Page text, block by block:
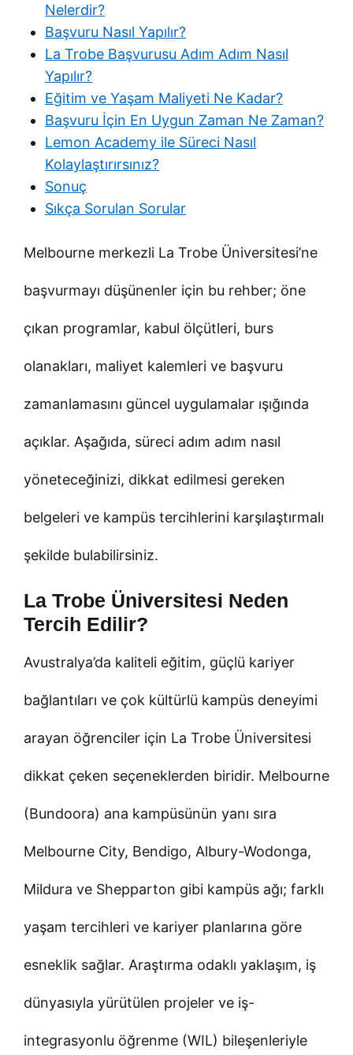
Nelerdir?
Başvuru Nasıl Yapılır?
La Trobe Başvurusu Adım Adım Nasıl
Yapılır?
Eğitim ve Yaşam Maliyeti Ne Kadar?
Başvuru İçin En Uygun Zaman Ne Zaman?
Lemon Academy ile Süreci Nasıl
Kolaylaştırırsınız?
Sonuç
Sıkça Sorulan Sorular
Melbourne merkezli La Trobe Üniversitesi’ne
başvurmayı düşünenler için bu rehber; öne
çıkan programlar, kabul ölçütleri, burs
olanakları, maliyet kalemleri ve başvuru
zamanlamasını güncel uygulamalar ışığında
açıklar. Aşağıda, süreci adım adım nasıl
yöneteceğinizi, dikkat edilmesi gereken
belgeleri ve kampüs tercihlerini karşılaştırmalı
şekilde bulabilirsiniz.
La Trobe Üniversitesi Neden
Tercih Edilir?
Avustralya’da kaliteli eğitim, güçlü kariyer
bağlantıları ve çok kültürlü kampüs deneyimi
arayan öğrenciler için La Trobe Üniversitesi
dikkat çeken seçeneklerden biridir. Melbourne
(Bundoora) ana kampüsünün yanı sıra
Melbourne City, Bendigo, Albury-Wodonga,
Mildura ve Shepparton gibi kampüs ağı; farklı
yaşam tercihleri ve kariyer planlarına göre
esneklik sağlar. Araştırma odaklı yaklaşım, iş
dünyasıyla yürütülen projeler ve iş-
integrasyonlu öğrenme (WIL) bileşenleriyle